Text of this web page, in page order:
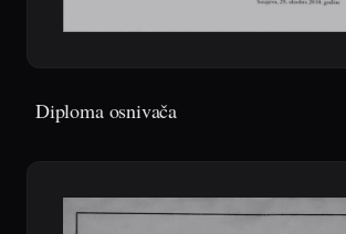
Diploma osnivača